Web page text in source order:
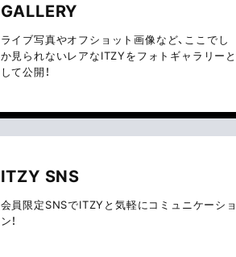
GALLERY
ライブ写真やオフショット画像など、ここでし
か見られないレアなITZYをフォトギャラリーと
して公開！
ITZY SNS
会員限定SNSでITZYと気軽にコミュニケーショ
ン！